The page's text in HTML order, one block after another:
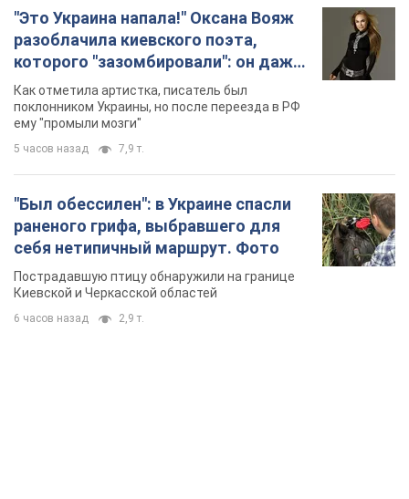
"Это Украина напала!" Оксана Вояж
разоблачила киевского поэта,
которого "зазомбировали": он даже
русского не знал, а теперь хочет
геноцида украинцев
Как отметила артистка, писатель был
поклонником Украины, но после переезда в РФ
ему "промыли мозги"
5 часов назад 7,9 т.
"Был обессилен": в Украине спасли
раненого грифа, выбравшего для
себя нетипичный маршрут. Фото
Пострадавшую птицу обнаружили на границе
Киевской и Черкасской областей
6 часов назад 2,9 т.